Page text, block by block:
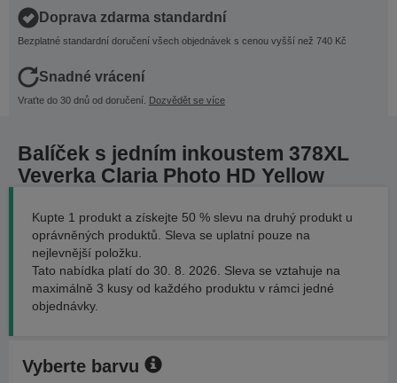
Doprava zdarma standardní
Bezplatné standardní doručení všech objednávek s cenou vyšší než 740 Kč
Snadné vrácení
Vraťte do 30 dnů od doručení. Dozvědět se více
Balíček s jedním inkoustem 378XL
Veverka Claria Photo HD Yellow
Kupte 1 produkt a získejte 50 % slevu na druhý produkt u
oprávněných produktů. Sleva se uplatní pouze na
nejlevnější položku.
Tato nabídka platí do 30. 8. 2026. Sleva se vztahuje na
maximálně 3 kusy od každého produktu v rámci jedné
objednávky.
Vyberte barvu